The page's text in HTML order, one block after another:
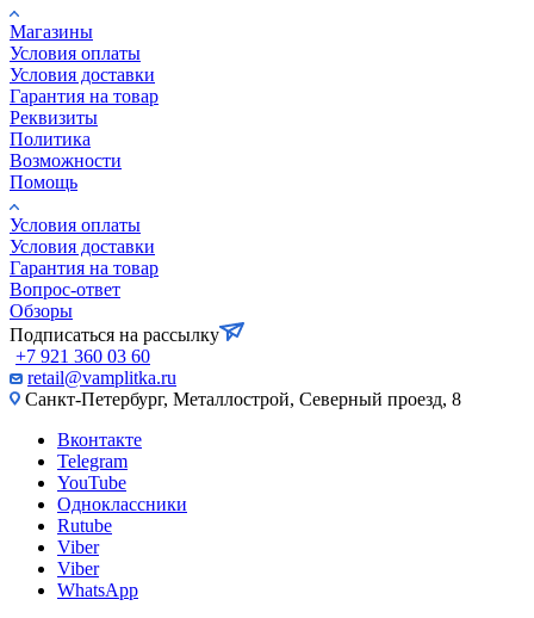
Магазины
Условия оплаты
Условия доставки
Гарантия на товар
Реквизиты
Политика
Возможности
Помощь
Условия оплаты
Условия доставки
Гарантия на товар
Вопрос-ответ
Обзоры
Подписаться на рассылку
+7 921 360 03 60
retail@vamplitka.ru
Санкт-Петербург, Металлострой, Северный проезд, 8
Вконтакте
Telegram
YouTube
Одноклассники
Rutube
Viber
Viber
WhatsApp